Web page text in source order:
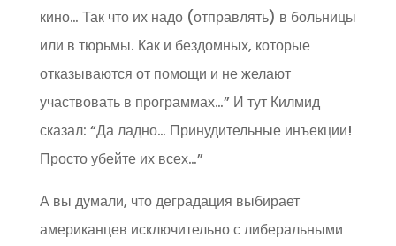
кино… Так что их надо (отправлять) в больницы
или в тюрьмы. Как и бездомных, которые
отказываются от помощи и не желают
участвовать в программах…” И тут Килмид
сказал: “Да ладно… Принудительные инъекции!
Просто убейте их всех…”
А вы думали, что деградация выбирает
американцев исключительно с либеральными